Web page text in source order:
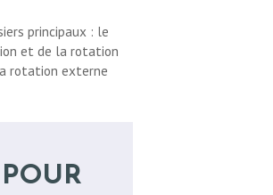
principaux : le
et de la rotation
rotation externe